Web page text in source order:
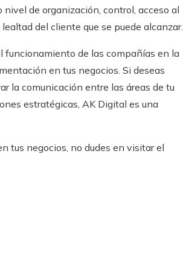
de organización, control, acceso al
del cliente que se puede alcanzar.
funcionamiento de las compañías en la
en tus negocios. Si deseas
la comunicación entre las áreas de tu
estratégicas, AK Digital es una
tus negocios, no dudes en visitar el